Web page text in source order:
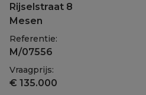
Rijselstraat 8
Mesen
Referentie:
M/07556
Vraagprijs:
€ 135.000